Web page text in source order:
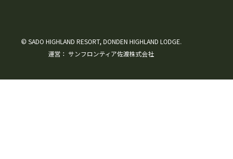
© SADO HIGHLAND RESORT, DONDEN HIGHLAND LODGE.
運営： サンフロンティア佐渡株式会社